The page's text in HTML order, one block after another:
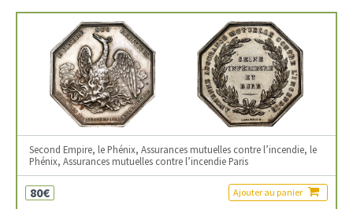
Second Empire, le Phénix, Assurances mutuelles contre l’incendie, le
Phénix, Assurances mutuelles contre l’incendie Paris
80€ Ajouter au panier